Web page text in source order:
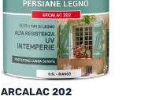
ARCALAC 202